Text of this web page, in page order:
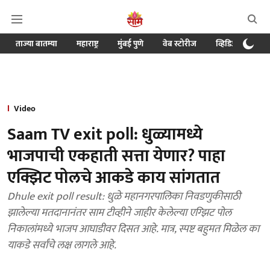
ताज्या बातम्या महाराष्ट्र मुंबई पुणे वेब स्टोरीज व्हिडिओ
Video
Saam TV exit poll: धुळ्यामध्ये
भाजपाची एकहाती सत्ता येणार? पाहा
एक्झिट पोलचे आकडे काय सांगतात
Dhule exit poll result: धुळे महानगरपालिका निवडणुकीसाठी
झालेल्या मतदानानंतर साम टीव्हीने जाहीर केलेल्या एग्झिट पोल
निकालांमध्ये भाजप आघाडीवर दिसत आहे. मात्र, स्पष्ट बहुमत मिळेल का
याकडे सर्वांचे लक्ष लागले आहे.